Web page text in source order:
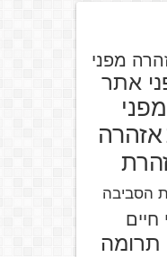
מפני
אתר
אזהרה
הסביבה
חיים